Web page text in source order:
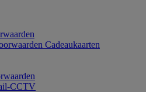
Cadeaukaarten
CCTV